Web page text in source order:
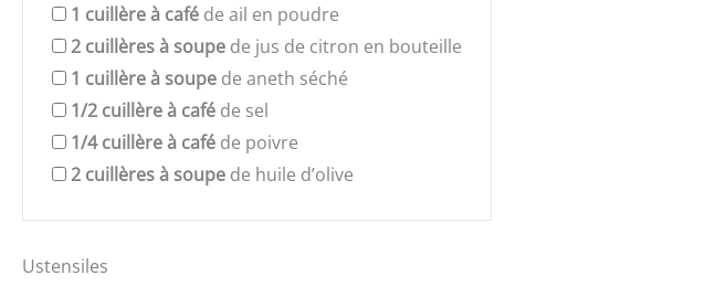
1 cuillère à café de ail en poudre
2 cuillères à soupe de jus de citron en bouteille
1 cuillère à soupe de aneth séché
1/2 cuillère à café de sel
1/4 cuillère à café de poivre
2 cuillères à soupe de huile d’olive
Ustensiles